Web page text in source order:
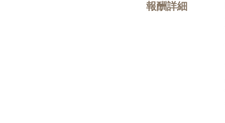
報酬詳細